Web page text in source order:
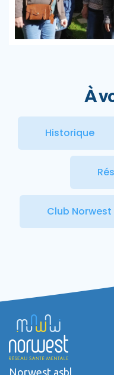
À
Historique
Club Norwest
Norwest asbl